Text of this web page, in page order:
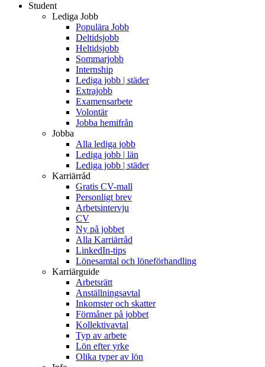
Student
Lediga Jobb
Populära Jobb
Deltidsjobb
Heltidsjobb
Sommarjobb
Internship
Lediga jobb | städer
Extrajobb
Examensarbete
Volontär
Jobba hemifrån
Jobba
Alla lediga jobb
Lediga jobb | län
Lediga jobb | städer
Karriärråd
Gratis CV-mall
Personligt brev
Arbetsintervju
CV
Ny på jobbet
Alla Karriärråd
LinkedIn-tips
Lönesamtal och löneförhandling
Karriärguide
Arbetsrätt
Anställningsavtal
Inkomster och skatter
Förmåner på jobbet
Kollektivavtal
Typ av arbete
Lön efter yrke
Olika typer av lön